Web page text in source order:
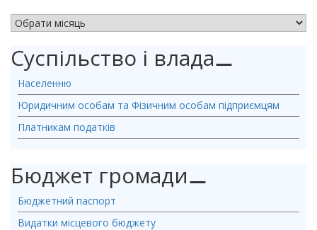
Суспільство і влада⚊
Населенню
Юридичним особам та Фізичним особам підприємцям
Платникам податків
Бюджет громади⚊
Бюджетний паспорт
Видатки місцевого бюджету